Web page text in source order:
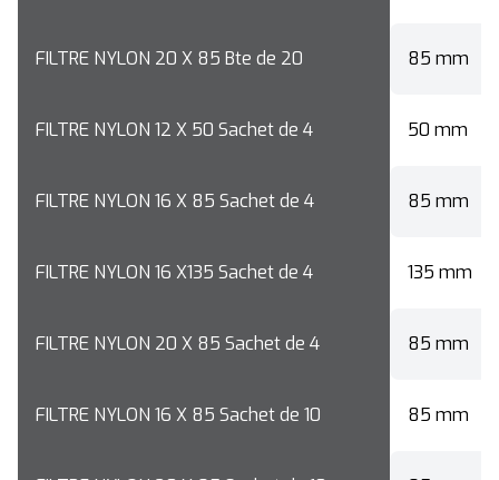
FILTRE NYLON 20 X 85 Bte de 20 85 mm
FILTRE NYLON 12 X 50 Sachet de 4 50 mm
FILTRE NYLON 16 X 85 Sachet de 4 85 mm
FILTRE NYLON 16 X135 Sachet de 4 135 mm
FILTRE NYLON 20 X 85 Sachet de 4 85 mm
FILTRE NYLON 16 X 85 Sachet de 10 85 mm